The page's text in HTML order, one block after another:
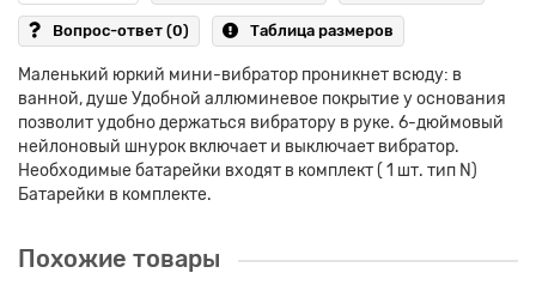
Вопрос-ответ (0) Таблица размеров
Маленький юркий мини-вибратор проникнет всюду: в
ванной, душе Удобной аллюминевое покрытие у основания
позволит удобно держаться вибратору в руке. 6-дюймовый
нейлоновый шнурок включает и выключает вибратор.
Необходимые батарейки входят в комплект ( 1 шт. тип N)
Батарейки в комплекте.
Похожие товары